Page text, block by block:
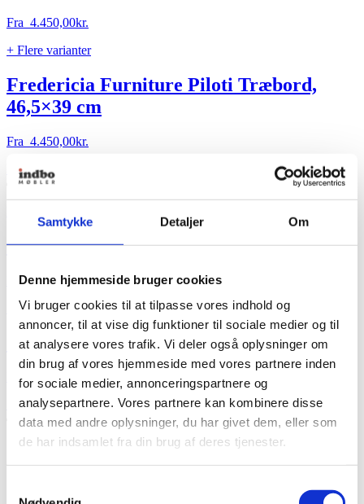
Samtykke Detaljer Om
Denne hjemmeside bruger cookies
Vi bruger cookies til at tilpasse vores indhold og
annoncer, til at vise dig funktioner til sociale medier og til
at analysere vores trafik. Vi deler også oplysninger om
din brug af vores hjemmeside med vores partnere inden
for sociale medier, annonceringspartnere og
analysepartnere. Vores partnere kan kombinere disse
data med andre oplysninger, du har givet dem, eller som
de har indsamlet fra din brug af deres tjenester.
Fra 4.450,00kr.
+ Flere varianter
Fredericia Furniture Piloti Træbord,
46,5×39 cm
Fra 4.450,00kr.
Se produkt
har
varianter.
Mulighederne
på
varesiden
Cocktailbænk
Fra41.078,00kr.
+ Flere varianter
Cocktailbænk
Fra 41.078,00
Se produktDette
vare
flere
varianter.